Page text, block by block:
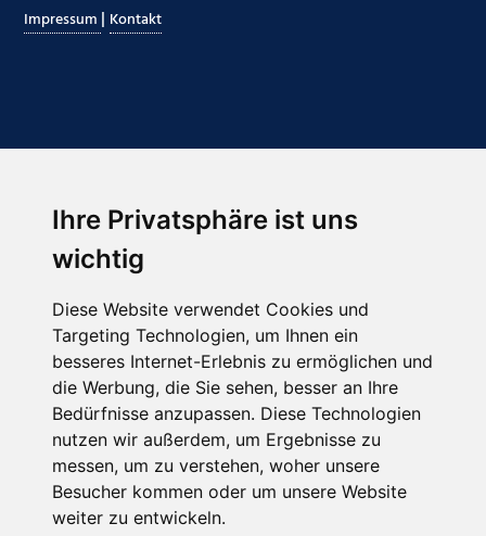
Ihre Privatsphäre ist uns
wichtig
Diese Website verwendet Cookies und
Targeting Technologien, um Ihnen ein
besseres Internet-Erlebnis zu ermöglichen und
die Werbung, die Sie sehen, besser an Ihre
Bedürfnisse anzupassen. Diese Technologien
nutzen wir außerdem, um Ergebnisse zu
messen, um zu verstehen, woher unsere
Besucher kommen oder um unsere Website
weiter zu entwickeln.
Impressum | Kontakt
Hier finden Sie uns auch
Abonnieren Sie unseren Newsletter
Email